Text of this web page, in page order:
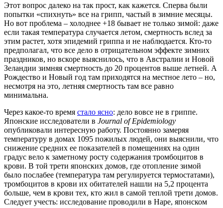
Этот вопрос далеко на так прост, как кажется. Сперва были
попытки «спихнуть» все на грипп, частый в зимние месяцы.
Но вот проблема – холоднее +18 бывает не только зимой: даже
если такая температура случается летом, смертность вслед за
этим растет, хотя эпидемий гриппа и не наблюдается. Кто-то
предполагал, что все дело в отрицательном эффекте зимних
праздников, но вскоре выяснилось, что в Австралии и Новой
Зеландии зимняя смертность до 20 процентов выше летней. А
Рождество и Новый год там приходятся на местное лето – но,
несмотря на это, летняя смертность там все равно
минимальна.
Через какое-то время стало ясно: дело вовсе не в гриппе.
Японские исследователи в Journal of Epidemiology
опубликовали интересную работу. Постоянно замеряя
температуру в домах 1095 пожилых людей, они выяснили, что
снижение средних ее показателей в помещениях на один
градус вело к заметному росту содержания тромбоцитов в
крови. В той трети японских домов, где отопление зимой
было послабее (температура там регулируется термостатами),
тромбоцитов в крови их обитателей нашли на 5,2 процента
больше, чем в крови тех, кто жил в самой теплой трети домов.
Следует учесть: исследование проводили в Наре, японском